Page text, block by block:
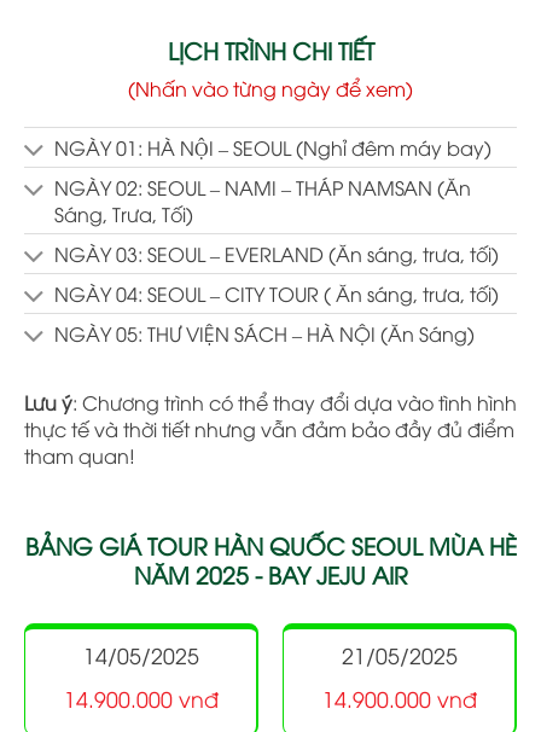
LỊCH TRÌNH CHI TIẾT
(Nhấn vào từng ngày để xem)
NGÀY 01: HÀ NỘI – SEOUL (Nghỉ đêm máy bay)
NGÀY 02: SEOUL – NAMI – THÁP NAMSAN (Ăn
Sáng, Trưa, Tối)
NGÀY 03: SEOUL – EVERLAND (Ăn sáng, trưa, tối)
NGÀY 04: SEOUL – CITY TOUR ( Ăn sáng, trưa, tối)
NGÀY 05: THƯ VIỆN SÁCH – HÀ NỘI (Ăn Sáng)
Lưu ý: Chương trình có thể thay đổi dựa vào tình hình
thực tế và thời tiết nhưng vẫn đảm bảo đầy đủ điểm
tham quan!
BẢNG GIÁ TOUR HÀN QUỐC SEOUL MÙA HÈ
NĂM 2025 - BAY JEJU AIR
14/05/2025
14.900.000 vnđ
21/05/2025
14.900.000 vnđ